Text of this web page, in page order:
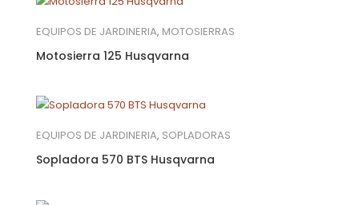
EQUIPOS DE JARDINERIA, MOTOSIERRAS
Motosierra 125 Husqvarna
EQUIPOS DE JARDINERIA, SOPLADORAS
Sopladora 570 BTS Husqvarna